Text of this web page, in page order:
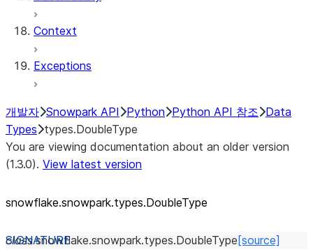
Context
Exceptions
개발자 Snowpark API Python Python API 참조 Data
Types types.DoubleType
You are viewing documentation about an older version
(1.3.0). View latest version
snowflake.snowpark.types.DoubleType
class snowflake.snowpark.types.DoubleType [source]